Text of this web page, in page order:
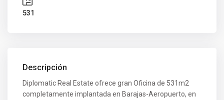
531
Descripción
Diplomatic Real Estate ofrece gran Oficina de 531m2
completamente implantada en Barajas-Aeropuerto, en